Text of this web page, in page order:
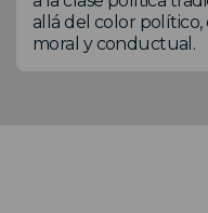
allá del color político,
moral y conductual.